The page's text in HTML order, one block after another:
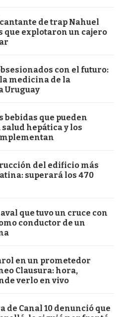
de trap Nahuel
que explotaron un cajero
con el futuro:
medicina de la
Uruguay
bebidas que pueden
hepática y los
del edificio más
superará los 470
que tuvo un cruce con
conductor de un
en un prometedor
Clausura: hora,
verlo en vivo
de Canal 10 denunció que